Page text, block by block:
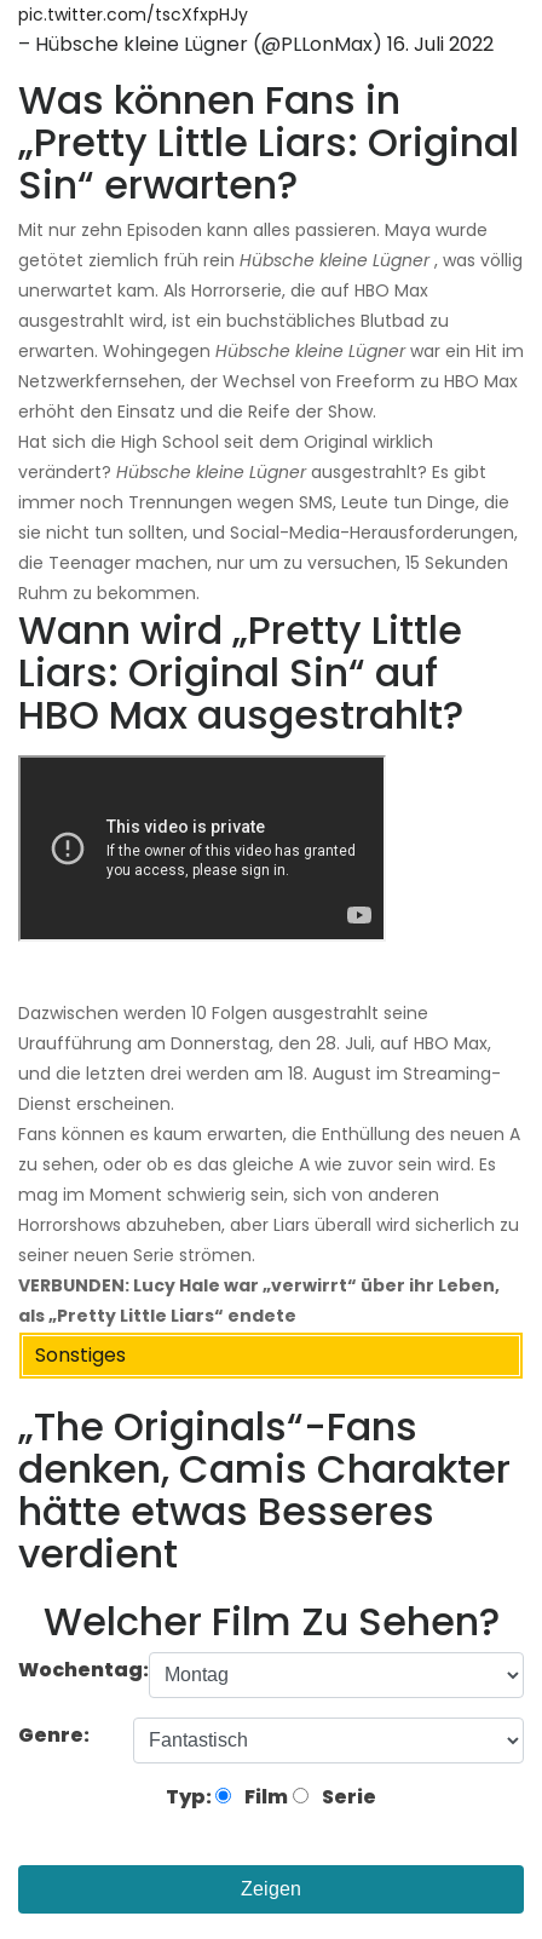
pic.twitter.com/tscXfxpHJy
– Hübsche kleine Lügner (@PLLonMax) 16. Juli 2022
Was können Fans in
„Pretty Little Liars: Original
Sin“ erwarten?
Mit nur zehn Episoden kann alles passieren. Maya wurde
getötet ziemlich früh rein Hübsche kleine Lügner, was völlig
unerwartet kam. Als Horrorserie, die auf HBO Max
ausgestrahlt wird, ist ein buchstäbliches Blutbad zu
erwarten. Wohingegen Hübsche kleine Lügnerwar ein Hit im
Netzwerkfernsehen, der Wechsel von Freeform zu HBO Max
erhöht den Einsatz und die Reife der Show.
Hat sich die High School seit dem Original wirklich
verändert? Hübsche kleine Lügnerausgestrahlt? Es gibt
immer noch Trennungen wegen SMS, Leute tun Dinge, die
sie nicht tun sollten, und Social-Media-Herausforderungen,
die Teenager machen, nur um zu versuchen, 15 Sekunden
Ruhm zu bekommen.
Wann wird „Pretty Little
Liars: Original Sin“ auf
HBO Max ausgestrahlt?
Dazwischen werden 10 Folgen ausgestrahlt seine
Uraufführung am Donnerstag, den 28. Juli, auf HBO Max,
und die letzten drei werden am 18. August im Streaming-
Dienst erscheinen.
Fans können es kaum erwarten, die Enthüllung des neuen A
zu sehen, oder ob es das gleiche A wie zuvor sein wird. Es
mag im Moment schwierig sein, sich von anderen
Horrorshows abzuheben, aber Liars überall wird sicherlich zu
seiner neuen Serie strömen.
VERBUNDEN: Lucy Hale war „verwirrt“ über ihr Leben,
als „Pretty Little Liars“ endete
Sonstiges
„The Originals“-Fans
denken, Camis Charakter
hätte etwas Besseres
verdient
Welcher Film Zu Sehen?
Wochentag:
Genre:
Typ: Film Serie
Zeigen